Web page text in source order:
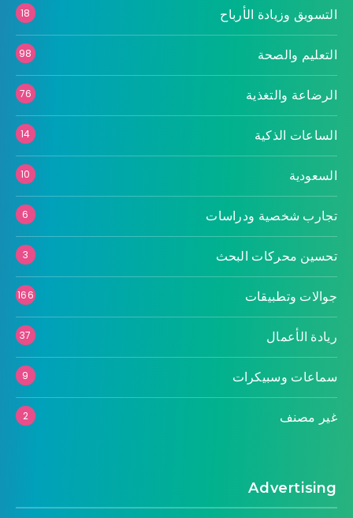
التسويق وزيادة الأرباح 18
التعليم والصحة 98
الرضاعة والتغذية 76
الساعات الذكية 14
السعودية 10
تجارب شخصية ودراسات 6
تحسين محركات البحث 3
جوالات وتطبيقات 166
ريادة الأعمال 37
سماعات وسبيكرات 9
غير مصنف 2
Advertising